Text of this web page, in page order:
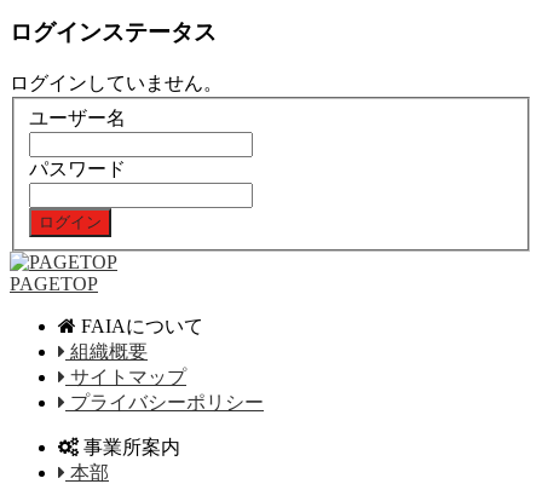
ログインステータス
ログインしていません。
ユーザー名
パスワード
PAGETOP
FAIAについて
組織概要
サイトマップ
プライバシーポリシー
事業所案内
本部